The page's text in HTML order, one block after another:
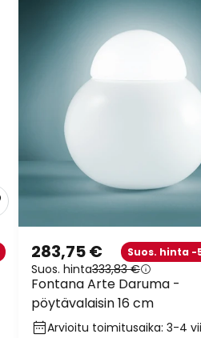
Fontana Arte Daruma -
pöytävalaisin 16 cm
283,75 € Suos. hinta -
Suos. hinta333,83 €
Arvioitu toimitusaika: 3-4